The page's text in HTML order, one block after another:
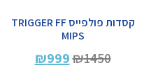
קסדות פולפייס TRIGGER FF
MIPS
₪1450
₪999